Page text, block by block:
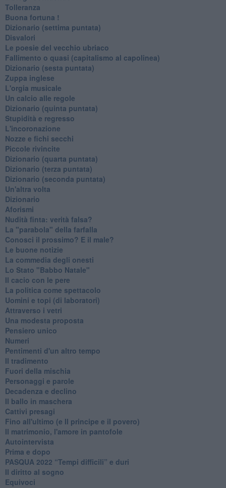
Tolleranza
Buona fortuna !
​Dizionario (settima puntata)
Disvalori
Le poesie del vecchio ubriaco
Fallimento o quasi (capitalismo al capolinea)
Dizionario (sesta puntata)
Zuppa inglese
L'orgia musicale
Un calcio alle regole
Dizionario (quinta puntata)
Stupidità e regresso
L'incoronazione
Nozze e fichi secchi
Piccole rivincite
​Dizionario (quarta puntata)
​Dizionario (terza puntata)
​Dizionario (seconda puntata)
Un'altra volta
Dizionario
Aforismi
Nudità finta: verità falsa?
La "parabola" della farfalla
Conosci il prossimo? E il male?
Le buone notizie
La commedia degli onesti
Lo Stato "Babbo Natale"
Il cacio con le pere
La politica come spettacolo
Uomini e topi (di laboratori)
Attraverso i vetri
Una modesta proposta
Pensiero unico
Numeri
Pentimenti d'un altro tempo
Il tradimento
Fuori della mischia
Personaggi e parole
Decadenza e declino
Il ballo in maschera
Cattivi presagi
Fino all'ultimo (e Il principe e il povero)
Il matrimonio, l'amore in pantofole
Autointervista
Prima e dopo
​PASQUA 2022 “Tempi difficili” e duri
Il diritto al sogno
Equivoci